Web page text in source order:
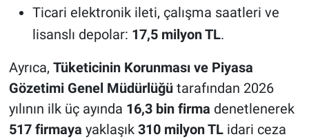
Ticari elektronik ileti, çalışma saatleri ve
lisanslı depolar: 17,5 milyon TL.
Ayrıca, Tüketicinin Korunması ve Piyasa
Gözetimi Genel Müdürlüğütarafından 2026
yılının ilk üç ayında 16,3 bin firma denetlenerek
517 firmaya yaklaşık 310 milyon TLidari ceza